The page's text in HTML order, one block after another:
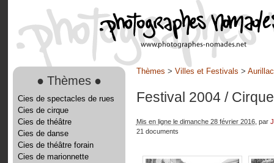
● Thèmes ●
Cies de spectacles de rues
Cies de cirque
Cies de théâtre
Cies de danse
Cies de théâtre forain
Cies de marionnette
Thèmes > Villes et Festivals >
Festival 2004 /
Mis en ligne le dimanche 28 février 2016, par
21 documents